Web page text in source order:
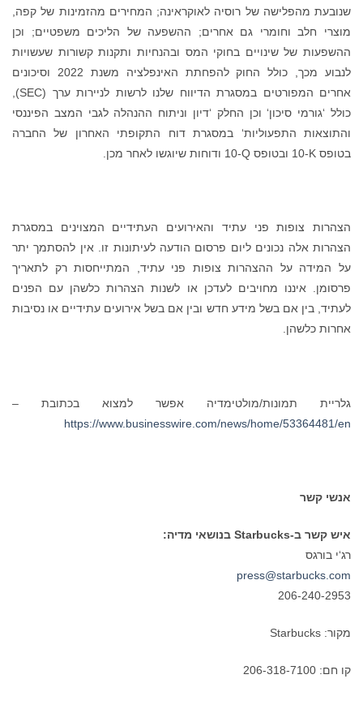
שנובעת מהפלישה של רוסיה לאוקראינה; המחירים מהזמינות של קפה,
מוצרי חלב וחומרי גם אחרים; ההשפעה של הליכים משפטיים; וכן
ההשפעות של שינויים בחוקי המס ובהנחיות ותקנות קשורות שעשויות
לנבוע מכך, כולל החוק להפחתת האינפלציה משנת 2022 וסיכונים
אחרים המפורטים במסגרת הדיווח שלנו לרשות לניירות ערך (SEC),
כולל ‘גורמי סיכון‘ וכן החלק ‘דיון וניתוח ההנהלה לגבי המצב הפיננסי
והתוצאות התפעוליות‘ במסגרת דוח התקופתי האחרון של החברה
בטופס ‎10-K ובטופס ‎10-Q ודוחות שיוגשו לאחר מכן.
הצהרות צופות פני עתיד והאירועים העתידיים המצוינים במסגרת
הצהרות אלה נכונים ליום פרסום הודעה לעיתונות זו. אין להסתמך יתר
על המידה על ההצהרות צופות פני עתיד, המתייחסות רק לתאריך
פרסומן. איננו מחויבים לעדכן או לשנות הצהרות כלשהן עם הפנים
לעתיד, בין אם בשל מידע חדש ובין אם בשל אירועים עתידיים או נסיבות
אחרות כלשהן.
גלריית תמונות/מולטימדיה אפשר למצוא בכתובת –
https://www.businesswire.com/news/home/53364481/en
אנשי קשר
איש קשר ב-Starbucks בנושאי מדיה:
רג‘י בורגס
press@starbucks.com
206-240-2953
מקור: Starbucks
קו חם: 206-318-7100